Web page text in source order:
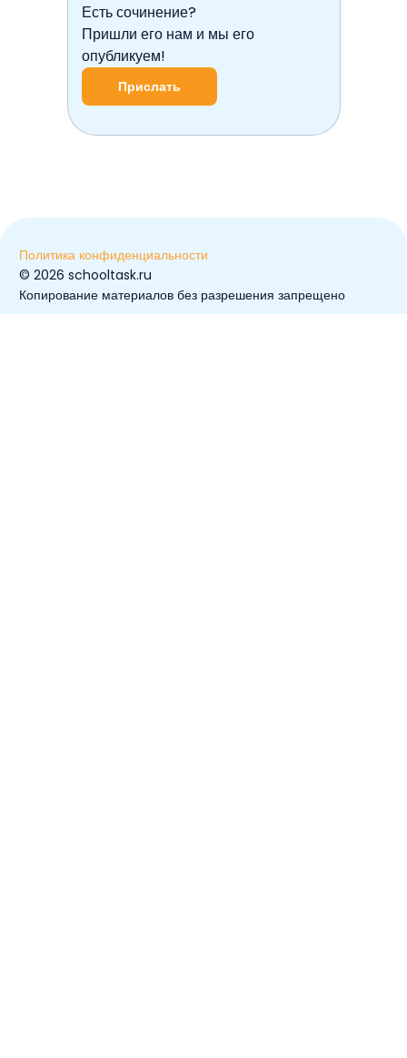
Есть сочинение?
Пришли его нам и мы его
опубликуем!
Прислать
© ️2026 schooltask.ru
Копирование материалов без разрешения запрещено
Политика конфиденциальности